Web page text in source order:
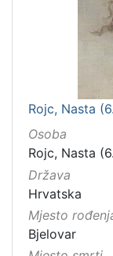
Rojc, Nasta
Osoba
Rojc, Nasta
Država
Hrvatska
Mjesto
Bjelovar